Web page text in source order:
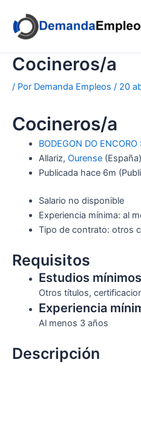
contenido
Cocineros/a
/ Por Demanda Empleos / 20
Cocineros/a
BODEGON DO ENCORO
Allariz, Ourense (España)
Publicada hace 6m
Salario no disponible
Experiencia mínima: al
Tipo de contrato: otros
Requisitos
Estudios mínimos
Otros títulos,
Experiencia
Al menos 3 años
Descripción